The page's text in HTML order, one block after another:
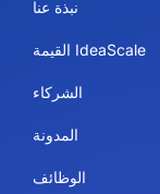
نبذة عنا
IdeaScale القيمة
الشركاء
المدونة
الوظائف